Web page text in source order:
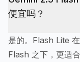
便宜吗？
是的。Flash Lite
Flash 之下，更适